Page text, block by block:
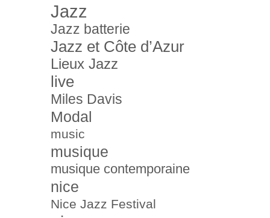
Jazz
Jazz batterie
Jazz et Côte d’Azur
Lieux Jazz
live
Miles Davis
Modal
music
musique
musique contemporaine
nice
Nice Jazz Festival